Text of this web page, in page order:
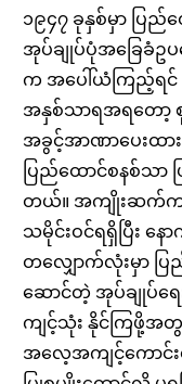
၁၉၄၇ ခုနှစ်မှာ ပ
အုပ်ချုပ်ပုံအခြေခံဥ
က အပေါ်ယံကြည့်ရင်
အနှစ်သာရအရတော့
အခွင့်အာဏာပေး
ပြည်ထောင်စနစ်သာ
တယ်။ အကျိုးဆက်က
သမိုင်းဝင်ရရှိပြီး န
တလျှောက်လုံးမှာ ပ
ဆောင်တဲ့ အုပ်ချုပ်ရ
ကျင့်သုံး နိုင်ကြဖို့အတွ
အလေ့အကျင့်ကောင်